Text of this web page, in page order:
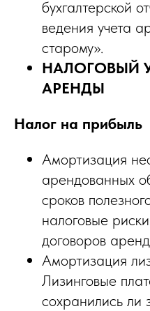
бухгалтерской
ведения учета
старому».
НАЛОГОВЫЙ
АРЕНДЫ
Налог на прибыль
Амортизация
арендованных
сроков
налоговые
договоров
Амортизация
Лизинговые
сохранились ли